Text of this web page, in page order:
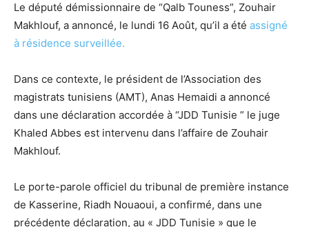
Le député démissionnaire de “Qalb Touness”, Zouhair
Makhlouf, a annoncé, le lundi 16 Août, qu’il a été assigné
à résidence surveillée.
Dans ce contexte, le président de l’Association des
magistrats tunisiens (AMT), Anas Hemaidi a annoncé
dans une déclaration accordée à “JDD Tunisie ” le juge
Khaled Abbes est intervenu dans l’affaire de Zouhair
Makhlouf.
Le porte-parole officiel du tribunal de première instance
de Kasserine, Riadh Nouaoui, a confirmé, dans une
précédente déclaration, au « JDD Tunisie » que le